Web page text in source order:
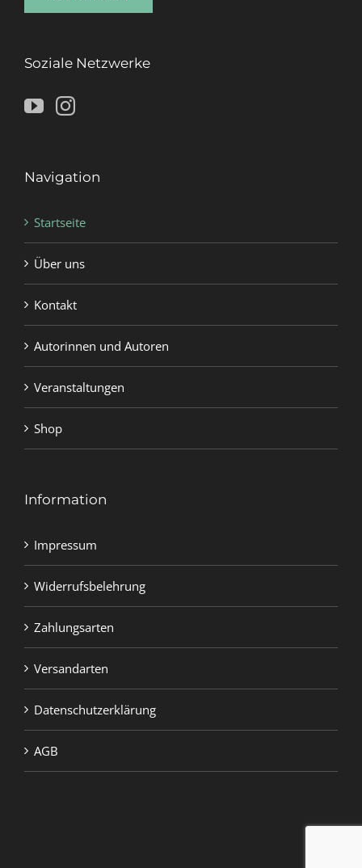
Soziale Netzwerke
Navigation
Startseite
Über uns
Kontakt
Autorinnen und Autoren
Veranstaltungen
Shop
Information
Impressum
Widerrufsbelehrung
Zahlungsarten
Versandarten
Datenschutzerklärung
AGB